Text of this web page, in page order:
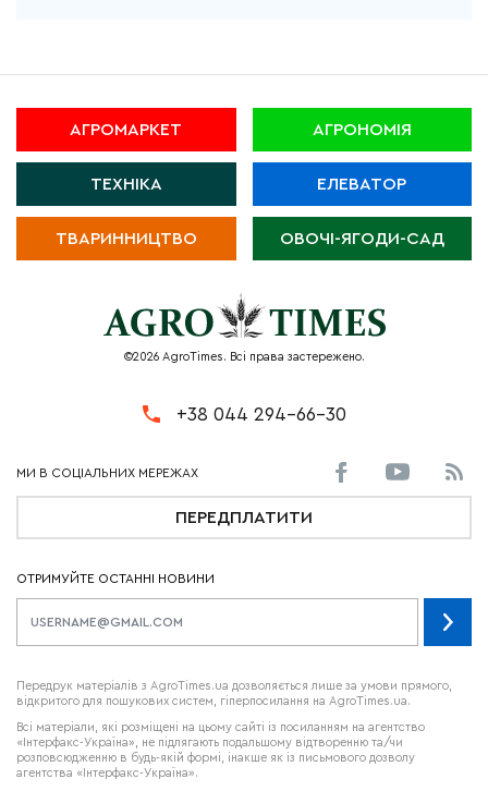
АГРОМАРКЕТ АГРОНОМІЯ
ТЕХНІКА ЕЛЕВАТОР
ТВАРИННИЦТВО ОВОЧІ-ЯГОДИ-САД
©2026 AgroTimes. Всі права застережено.
+38 044 294-66-30
ПЕРЕДПЛАТИТИ
ОТРИМУЙТЕ ОСТАННІ НОВИНИ
Передрук матеріалів з AgroTimes.ua дозволяється лише за умови прямого,
відкритого для пошукових систем, гіперпосилання на AgroTimes.ua.
Всі матеріали, які розміщені на цьому сайті із посиланням на агентство
«Інтерфакс-Україна», не підлягають подальшому відтворенню та/чи
розповсюдженню в будь-якій формі, інакше як із письмового дозволу
агентства «Інтерфакс-Україна».